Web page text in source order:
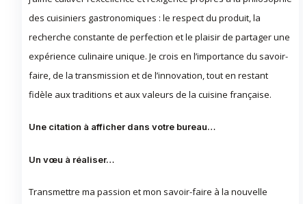
des cuisiniers gastronomiques : le respect du produit, la
recherche constante de perfection et le plaisir de partager une
expérience culinaire unique. Je crois en l’importance du savoir-
faire, de la transmission et de l’innovation, tout en restant
fidèle aux traditions et aux valeurs de la cuisine française.
Une citation à afficher dans votre bureau…
Un vœu à réaliser…
Transmettre ma passion et mon savoir-faire à la nouvelle